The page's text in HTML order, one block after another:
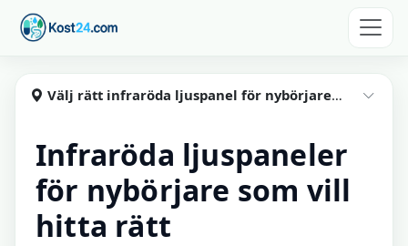
Hoppa till huvudinnehåll
Kost24
Välj rätt infraröda ljuspanel för nybörjare i hemmet
Infraröda ljuspaneler
för nybörjare som vill
hitta rätt